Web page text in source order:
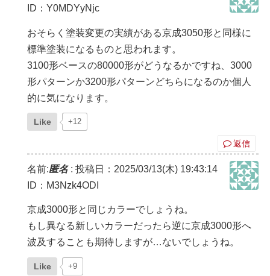
ID：Y0MDYyNjc
おそらく塗装変更の実績がある京成3050形と同様に
標準塗装になるものと思われます。
3100形ベースの80000形がどうなるかですね、3000
形パターンか3200形パターンどちらになるのか個人
的に気になります。
Like +12
返信
名前:匿名: 投稿日：2025/03/13(木) 19:43:14
ID：M3Nzk4ODI
京成3000形と同じカラーでしょうね。
もし異なる新しいカラーだったら逆に京成3000形へ
波及することも期待しますが…ないでしょうね。
Like +9